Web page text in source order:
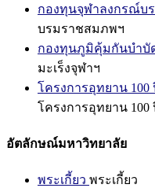
กองทุนจุฬาลงกรณ์บ
บรมราชสมภพฯ
กองทุนภูมิคุ้มกันบำบั
มะเร็งจุฬาฯ
โครงการอุทยาน
โครงการอุทยาน
อัตลักษณ์มหาวิทยาลัย
พระเกี้ยว พระเกี้ยว